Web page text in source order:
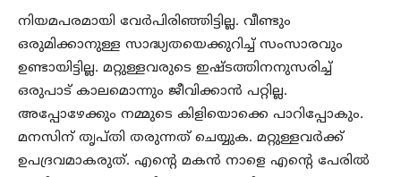
നിയമപരമായി വേർപിരിഞ്ഞിട്ടില്ല. വീണ്ടും
ഒരുമിക്കാനുള്ള സാദ്ധ്യതയെക്കുറിച്ച് സംസാരവും
ഉണ്ടായിട്ടില്ല. മറ്റുള്ളവരുടെ ഇഷ്ടത്തിനനുസരിച്ച്
ഒരുപാട് കാലമൊന്നും ജീവിക്കാൻ പറ്റില്ല.
അപ്പോഴേക്കും നമ്മുടെ കിളിയൊക്കെ പാറിപ്പോകും.
മനസിന് തൃപ്തി തരുന്നത് ചെയ്യുക. മറ്റുള്ളവർക്ക്
ഉപദ്രവമാകരുത്. എന്റെ മകൻ നാളെ എന്റെ പേരിൽ